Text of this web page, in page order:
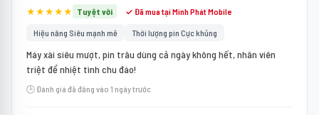
★★★★★ Tuyệt vời ✓ Đã mua tại Minh Phát Mobile
Hiệu năng Siêu mạnh mẽ Thời lượng pin Cực khủng
Máy xài siêu mượt, pin trâu dùng cả ngày không hết, nhân viên
triệt để nhiệt tình chu đáo!
🕒 Đánh giá đã đăng vào 1 ngày trước